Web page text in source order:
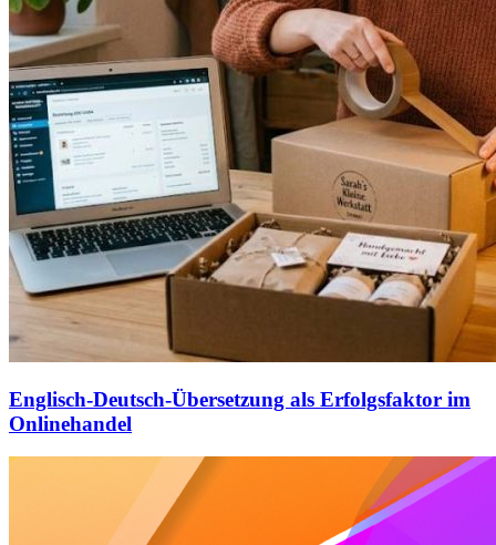
Englisch-Deutsch-Übersetzung als Erfolgsfaktor im
Onlinehandel